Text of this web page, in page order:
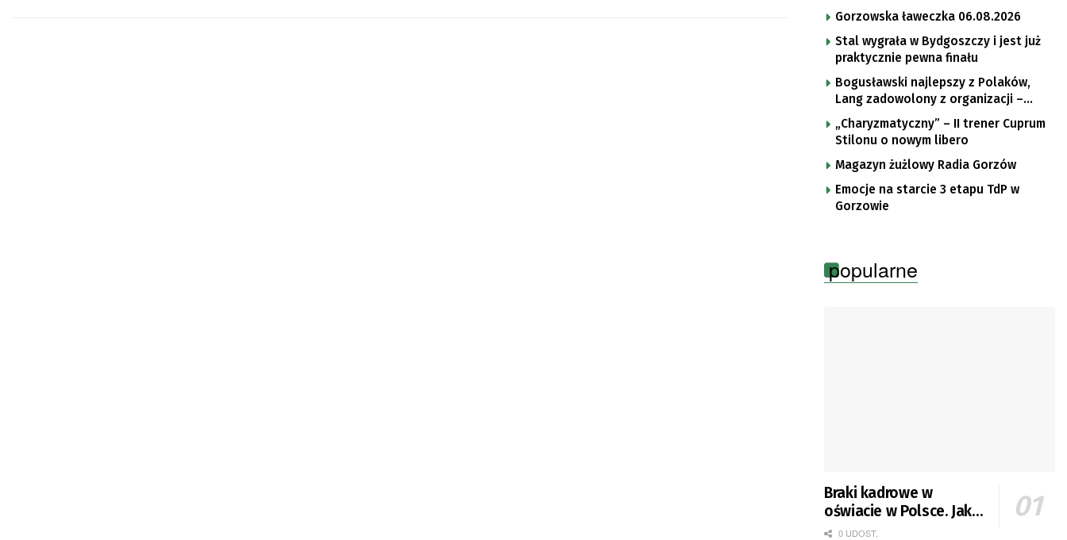
im. Brata Krystyna
Gorzowska ławeczka 06.08.2026
Stal wygrała w Bydgoszczy i jest już
praktycznie pewna finału
Bogusławski najlepszy z Polaków,
Lang zadowolony z organizacji –
komentarze po trzecim etapie Tour
de Pologne
„Charyzmatyczny” – II trener Cuprum
Stilonu o nowym libero
Magazyn żużlowy Radia Gorzów
Emocje na starcie 3 etapu TdP w
Gorzowie
popularne
Braki kadrowe w
oświacie w Polsce. Jak
jest w Gorzowie?
0 UDOST.